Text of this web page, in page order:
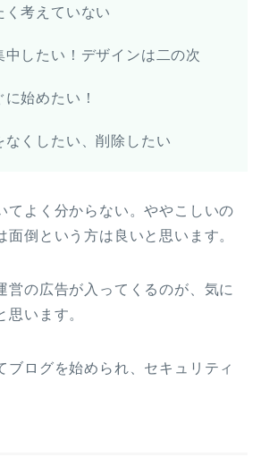
く考えていない
中したい！デザインは二の次
に始めたい！
なくしたい、削除したい
てよく分からない。ややこしいの
面倒という方は良いと思います。
営の広告が入ってくるのが、気に
思います。
ブログを始められ、セキュリティ